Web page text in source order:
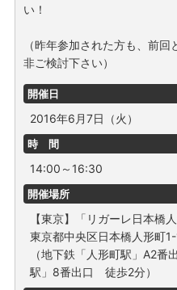
（昨年参加された方も、前
非ご検討下さい）
開催日
2016年6月7日（火）
時 間
14:00～16:30
開催場所
【東京】「リガーレ日本
東京都中央区日本橋人形町
（地下鉄「人形町駅」A2
駅」8番出口 徒歩2分）